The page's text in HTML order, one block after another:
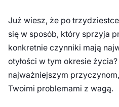
Już wiesz, że po
się w sposób, który sprzyja
konkretnie czynniki mają
otyłości w tym okresie
najważniejszym
Twoimi problemami z wagą.